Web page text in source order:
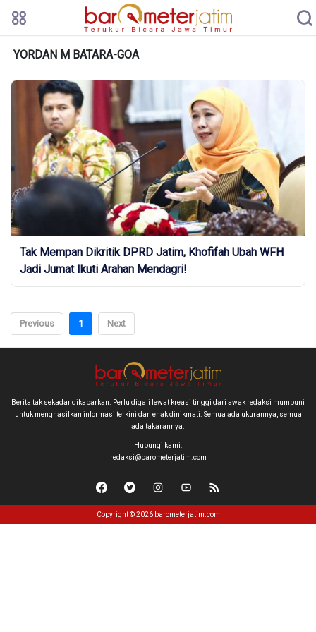
YORDAN M BATARA-GOA
Tak Mempan Dikritik DPRD Jatim, Khofifah Ubah WFH
Jadi Jumat Ikuti Arahan Mendagri!
Previous 1 Next
Berita tak sekadar dikabarkan. Perlu digali lewat kreasi tinggi dari awak redaksi mumpuni
untuk menghasilkan informasi terkini dan enak dinikmati. Semua ada ukurannya, semua
ada takarannya.
Hubungi kami:
redaksi@barometerjatim.com
Copyright © 2026 barometerjatim.com